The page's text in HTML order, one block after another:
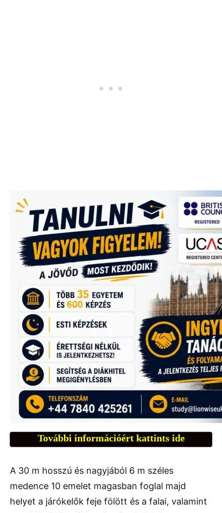
További információért kattints ide
A 30 m hosszú és nagyjából 6 m széles
medence 10 emelet magasban foglal majd
helyet a járókelők feje fölött és a falai, valamint